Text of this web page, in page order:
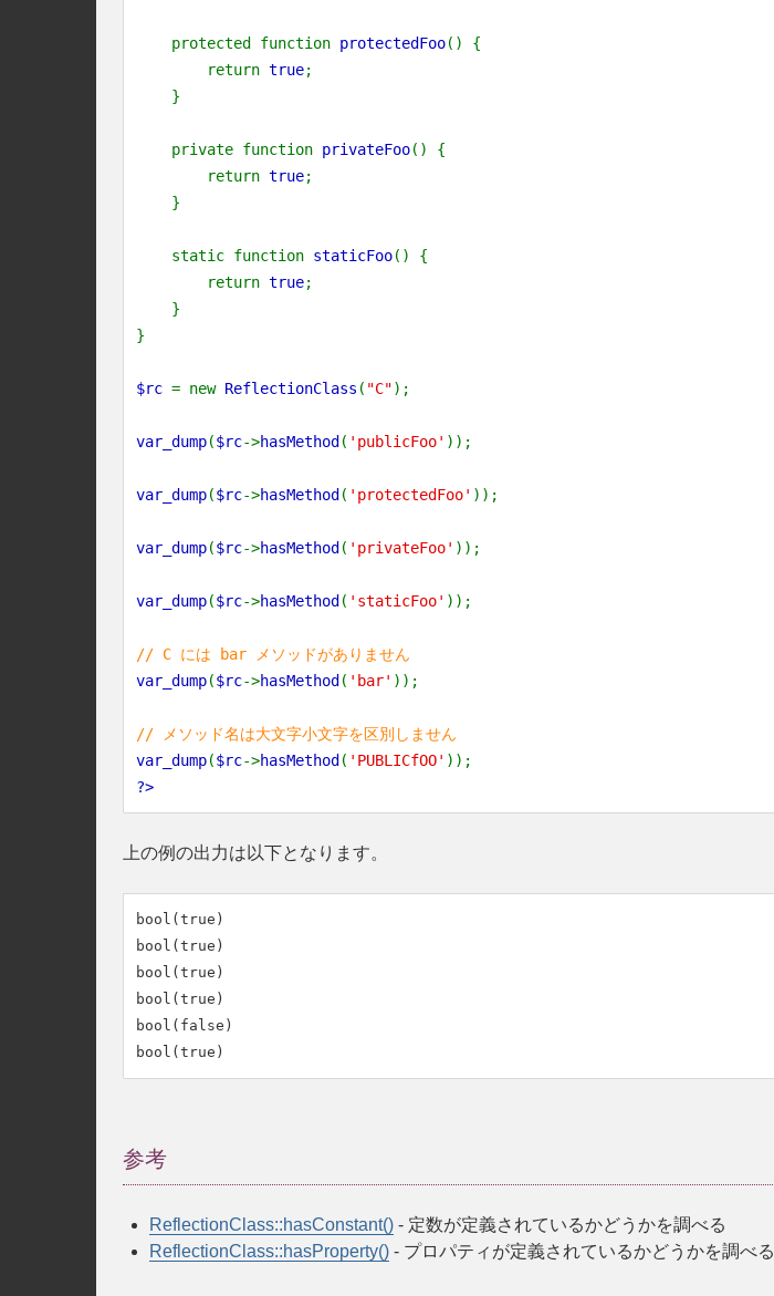
protected function protectedFoo() {
return true;
}
private function privateFoo() {
return true;
}
static function staticFoo() {
return true;
}
}
$rc = new ReflectionClass ( "C");
var_dump($rc->hasMethod ( 'publicFoo' ));
var_dump($rc->hasMethod ( 'protectedFoo' ));
var_dump($rc->hasMethod ( 'privateFoo' ));
var_dump($rc->hasMethod ( 'staticFoo' ));
// C には bar メソッドがありません
var_dump($rc->hasMethod ( 'bar' ));
// メソッド名は大文字小文字を区別しません
var_dump($rc->hasMethod ( 'PUBLICfOO' ));
?>
上の例の出力は以下となります。
bool(true)
bool(true)
bool(true)
bool(true)
bool(false)
参考
ReflectionClass::hasConstant() - 定数が定義されているかどうかを調べる
ReflectionClass::hasProperty() - プロパティが定義されているかどうかを調べる